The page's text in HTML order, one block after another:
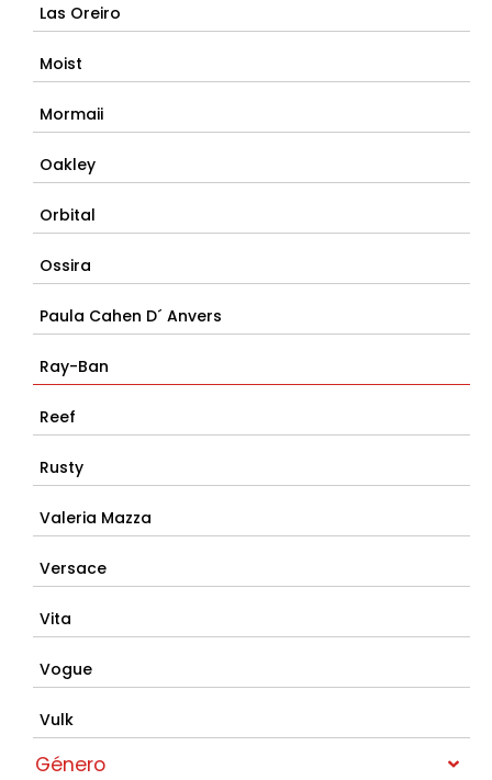
Las Oreiro
Moist
Mormaii
Oakley
Orbital
Ossira
Paula Cahen D´ Anvers
Ray-Ban
Reef
Rusty
Valeria Mazza
Versace
Vita
Vogue
Vulk
Género